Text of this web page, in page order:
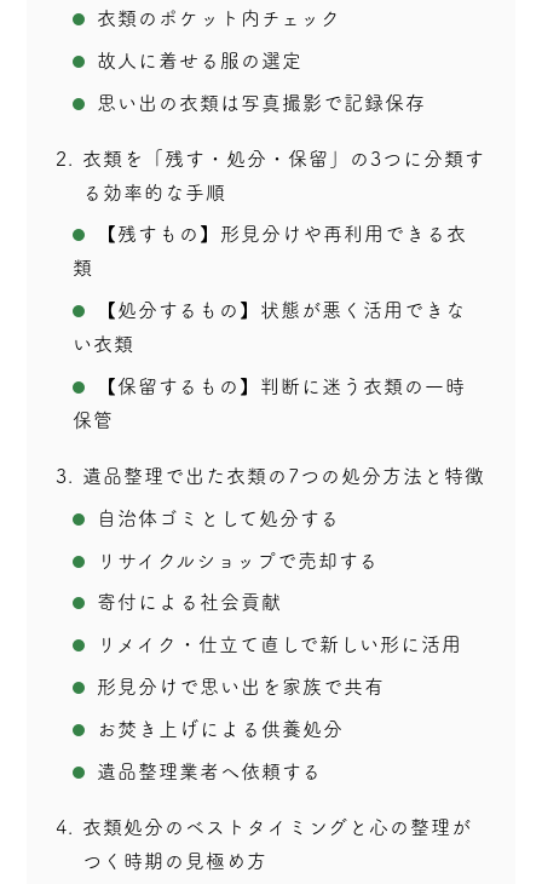
衣類のポケット内チェック
故人に着せる服の選定
思い出の衣類は写真撮影で記録保存
2
衣類を「残す・処分・保留」の3つに分類す
る効率的な手順
【残すもの】形見分けや再利用できる衣
類
【処分するもの】状態が悪く活用できな
い衣類
【保留するもの】判断に迷う衣類の一時
保管
3 遺品整理で出た衣類の7つの処分方法と特徴
自治体ゴミとして処分する
リサイクルショップで売却する
寄付による社会貢献
リメイク・仕立て直しで新しい形に活用
形見分けで思い出を家族で共有
お焚き上げによる供養処分
遺品整理業者へ依頼する
4
衣類処分のベストタイミングと心の整理が
つく時期の見極め方